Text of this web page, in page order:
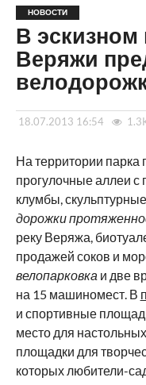
НОВОСТИ
В эскизном
Веряжи
18.07.2013 16:54
На территории
прогулочные аллеи
клумбы,
дорожки
реку Веряжа,
продажей соков и
велопарковка и две
на 15 машиномест. В
и спортивные
место для
площадки для
которых любители-